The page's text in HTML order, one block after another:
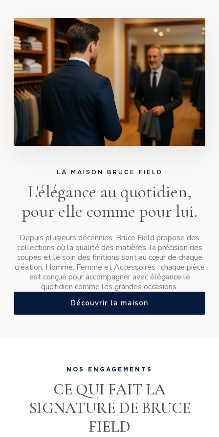
LA MAISON BRUCE FIELD
L'élégance au quotidien,
pour elle comme pour lui.
Depuis plusieurs décennies, Bruce Field propose des
collections où la qualité des matières, la précision des
coupes et le soin des finitions sont au cœur de chaque
création. Homme, Femme et Accessoires : chaque pièce
est conçue pour accompagner avec élégance le
quotidien comme les grandes occasions.
Découvrir la maison
NOS ENGAGEMENTS
CE QUI FAIT LA
SIGNATURE DE BRUCE
FIELD